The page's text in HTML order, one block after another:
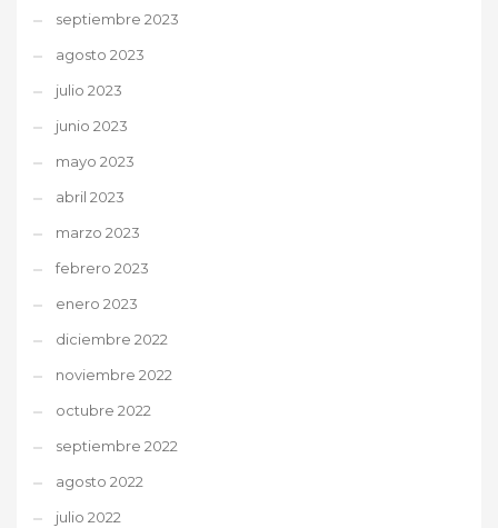
septiembre 2023
agosto 2023
julio 2023
junio 2023
mayo 2023
abril 2023
marzo 2023
febrero 2023
enero 2023
diciembre 2022
noviembre 2022
octubre 2022
septiembre 2022
agosto 2022
julio 2022